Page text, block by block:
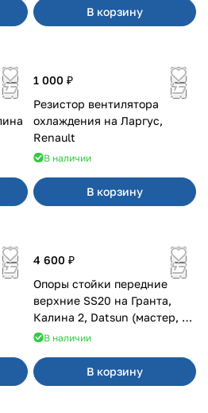
В корзину
1 000 ₽
Резистор вентилятора
охлаждения на Ларгус,
Renault
В наличии
В корзину
4 600 ₽
Опоры стойки передние
верхние SS20 на Гранта,
Калина 2, Datsun (мастер, с
ЭлУР, с подшипником) 2шт
В наличии
В корзину